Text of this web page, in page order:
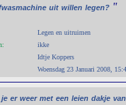
uit willen legen? "
Legen en uitruimen
ikke
Idtje Koppers
Woensdag 23 Januari 2008,
je er weer met een leien dakje van